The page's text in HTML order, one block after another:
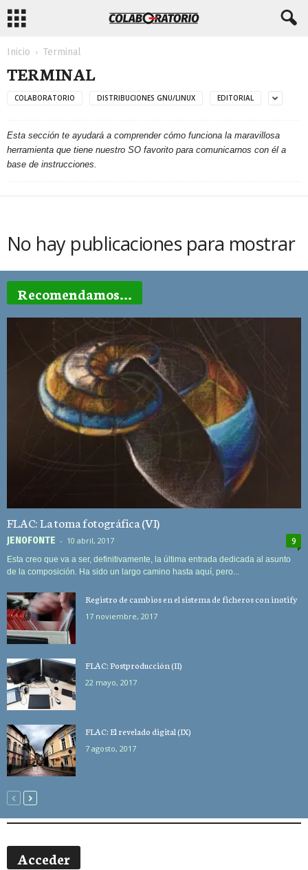
Inicio Terminal
TERMINAL
COLABORATORIO DISTRIBUCIONES GNU/LINUX EDITORIAL
Esta sección te ayudará a comprender cómo funciona la maravillosa
herramienta que tiene nuestro SO favorito para comunicarnos con él a
base de instrucciones.
No hay publicaciones para mostrar
Recomendamos...
FLAC: La toma fotográfica (VI)
JEN0F0NTE - 10 abril, 2017 9
Esta creo que va a ser, definitivamente, la última entrada dedicada al asunto
de la composición. Ha sido un largo camino hasta aquí, pero...
Registro de cambios en el sistema de ficheros con inotify
17 noviembre, 2017
FLAC: Postproducción (II)
22 mayo, 2017
FLAC: El revelado digital (IX)
7 agosto, 2017
Acceder